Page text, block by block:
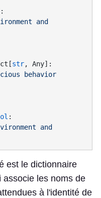
str
est le dictionnaire
associe les noms de
à l'identité de